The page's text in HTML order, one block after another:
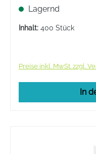
Angabe einer
Lagernd
Inhalt: 400 Stück
Preise inkl. MwSt. zzgl.
In